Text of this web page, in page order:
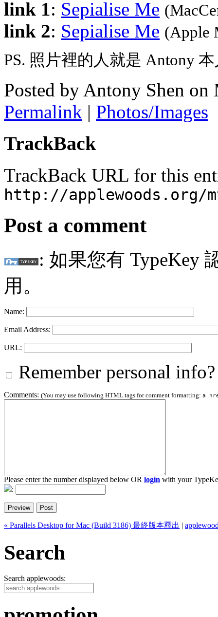
link 1: Sepialise Me
link 2: Sepialise Me (Apple
PS. 照片裡的人就是 Antony
Posted by Antony Shen
Permalink | Photos/Images
TrackBack
TrackBack URL for this
http://applewoods.org/
Post a comment
: 如果您有 TypeKey
用。
Name:
Email Address:
URL:
Remember personal info?
Comments: (You may use following HTML tags for comment formatting: a
Please enter the number displayed below OR login with your
:
« Parallels Desktop for Mac (Build 3186) 最終版本釋出
Search
Search applewoods: